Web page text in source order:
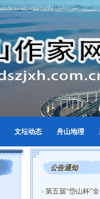
文坛动态 舟山地理
公告通知
第五届“岱山杯”